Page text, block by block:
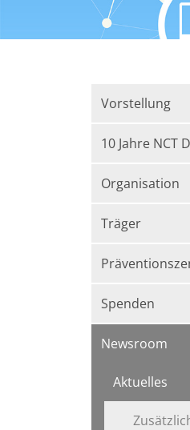
Vorstellung
10 Jahre NCT
Organisation
Träger
Spenden
Newsroom
Aktuelles